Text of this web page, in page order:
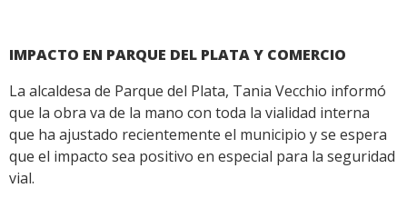
IMPACTO EN PARQUE DEL PLATA Y COMERCIO
La alcaldesa de Parque del Plata, Tania Vecchio informó
que la obra va de la mano con toda la vialidad interna
que ha ajustado recientemente el municipio y se espera
que el impacto sea positivo en especial para la seguridad
vial.